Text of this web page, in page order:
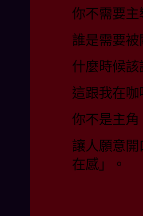
你不需要
誰是需要
什麼時候
這跟我在
你不是主
讓人願意
在感」。